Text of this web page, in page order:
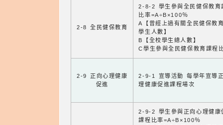
2-8 全民健保教育
2-8-2 學生參與全民健保教育
比率=A÷B×100％
A【曾經上過有關全民健保教
學生人數】
B【全校學生總人數】
C學生參與全民健保教育課程
2-9 正向心理健康
促進
2-9-1 宣導活動 每學年宣導
理健康促進課程場次
2-9-2 學生參與正向心理健康
課程比率=A÷B×100％